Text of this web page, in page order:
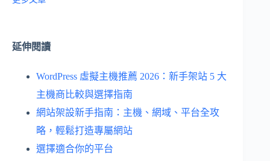
延伸閱讀
WordPress 虛擬主機推薦 2026：新手架站 5 大
主機商比較與選擇指南
網站架設新手指南：主機、網域、平台全攻
略，輕鬆打造專屬網站
選擇適合你的平台